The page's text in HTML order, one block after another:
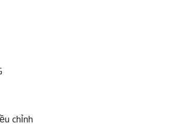
chỉnh